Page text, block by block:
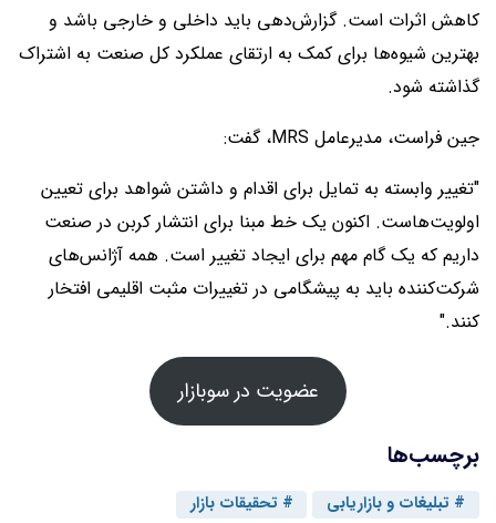
کاهش اثرات است. گزارش‌دهی باید داخلی و خارجی باشد و
بهترین شیوه‌ها برای کمک به ارتقای عملکرد کل صنعت به اشتراک
گذاشته شود.
جین فراست، مدیرعامل MRS، گفت:
"تغییر وابسته به تمایل برای اقدام و داشتن شواهد برای تعیین
اولویت‌هاست. اکنون یک خط مبنا برای انتشار کربن در صنعت
داریم که یک گام مهم برای ایجاد تغییر است. همه آژانس‌های
شرکت‌کننده باید به پیشگامی در تغییرات مثبت اقلیمی افتخار
کنند."
عضویت در سوبازار
برچسب‌ها
تبلیغات و بازاریابی
تحقیقات بازار